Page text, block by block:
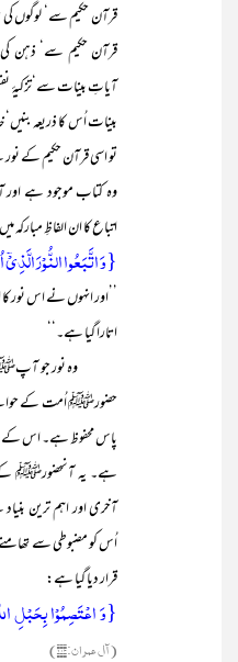
قرآن حکیم سے‘ لوگوں کی
قرآن حکیم سے‘ ذہن کی
آیاتِ بینات سے‘تزکیۂ
بینات اُس کا ذریعہ
تو اسی قرآن حکیم کے
وہ کتاب موجود ہے اور
اتباع کا ان الفاظِ مبارکہ
{وَ اتَّبَعُوا النُّوۡرَ
’’اور انہوں نے اس نور
اتارا گیا ہے۔‘‘
وہ نور جو آپﷺ کے
حضورﷺ اُمت کے
پاس محفوظ ہے۔ اس کے
ہے۔ یہ آنحضورﷺ کے
آخری اور اہم ترین
اُس کو مضبوطی سے تھامنے
قرار دیا گیا ہے:
{وَ اعۡتَصِمُوۡا بِحَبۡلِ
(آل عمران:۱۰۳)